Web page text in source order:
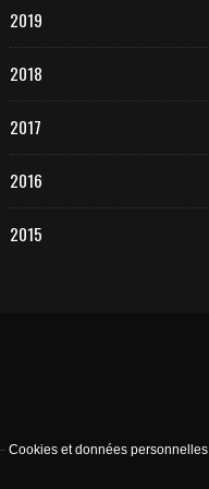
2019
2018
2017
2016
2015
Cookies et données personnelles